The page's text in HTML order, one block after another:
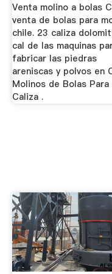
Venta molino a bolas
venta de bolas para
chile. 23 caliza
cal de las maquinas
fabricar las piedras
areniscas y polvos en
Molinos de Bolas Para
Caliza .